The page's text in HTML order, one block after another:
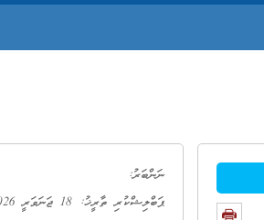
ނަންބަރު:
ޕަބްލިޝްކުރި ތާރީޚު: 18 ޖަނަވަރީ 2026